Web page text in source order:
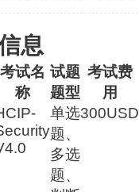
息
考试名
称
试题
题型
考试费
用
单选
题、
多选
题、
300USD